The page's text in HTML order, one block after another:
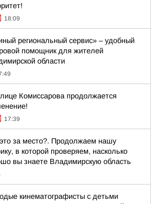
18:09
региональный сервис» – удобный
помощник для жителей
области
Комиссарова продолжается
17:39
за место?. Продолжаем нашу
в которой проверяем, насколько
вы знаете Владимирскую область
кинематографисты с детьми